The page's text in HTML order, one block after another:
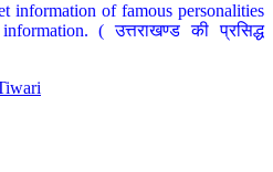
information of famous personalities
( उत्तराखण्ड की प्रसिद्ध